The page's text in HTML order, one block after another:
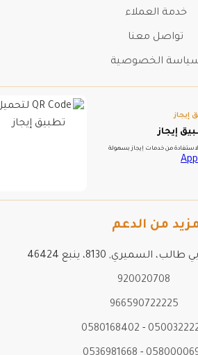
خدمة العملاء
تواصل معنا
الخصوصية
إيجاز
إيجاز
من الدعم
920020708
966590722225
-
0580168402